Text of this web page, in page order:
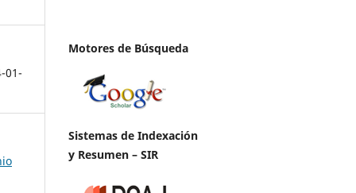
01-
Motores de Búsqueda
Sistemas de Indexación
y Resumen – SIR